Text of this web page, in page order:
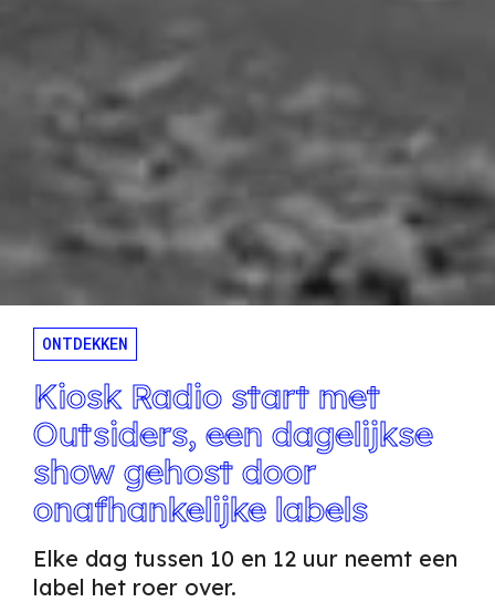
ONTDEKKEN
Kiosk Radio start met
Outsiders, een dagelijkse
show gehost door
onafhankelijke labels
Elke dag tussen 10 en 12 uur neemt een
label het roer over.